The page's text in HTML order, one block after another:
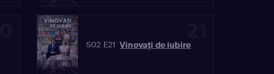
S02 E21 Vinovaţi de iubire